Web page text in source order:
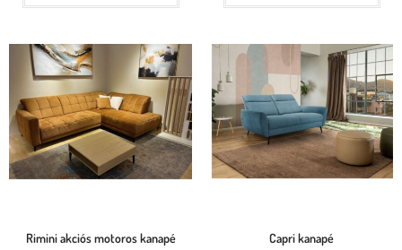
Rimini akciós motoros kanapé Capri kanapé